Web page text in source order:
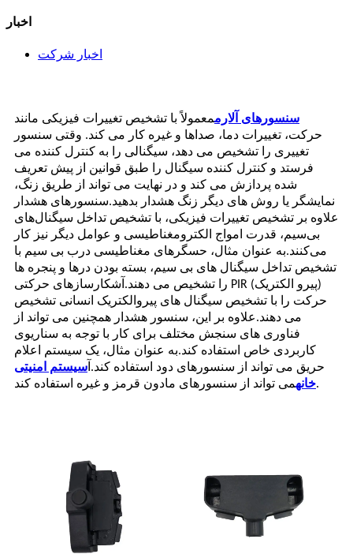
اخبار
اخبار شرکت
سنسورهای آلارممعمولاً با تشخیص تغییرات فیزیکی مانند
حرکت، تغییرات دما، صداها و غیره کار می کند. وقتی سنسور
تغییری را تشخیص می دهد، سیگنالی را به کنترل کننده می
فرستد و کنترل کننده سیگنال را طبق قوانین از پیش تعریف
شده پردازش می کند و در نهایت می تواند از طریق زنگ،
نمایشگر یا روش های دیگر زنگ هشدار بدهید.سنسورهای هشدار
علاوه بر تشخیص تغییرات فیزیکی، با تشخیص تداخل سیگنال‌های
بی‌سیم، قدرت امواج الکترومغناطیسی و عوامل دیگر نیز کار
می‌کنند.به عنوان مثال، حسگرهای مغناطیسی درب بی سیم با
تشخیص تداخل سیگنال های بی سیم، بسته بودن درها و پنجره ها
را تشخیص می دهند.آشکارسازهای حرکتی PIR (پیرو الکتریک)
حرکت را با تشخیص سیگنال های پیروالکتریک انسانی تشخیص
می دهند.علاوه بر این، سنسور هشدار همچنین می تواند از
فناوری های سنجش مختلف برای کار با توجه به سناریوی
کاربردی خاص استفاده کند.به عنوان مثال، یک سیستم اعلام
حریق می تواند از سنسورهای دود استفاده کند.آ سیستم امنیتی
خانهمی تواند از سنسورهای مادون قرمز و غیره استفاده کند.